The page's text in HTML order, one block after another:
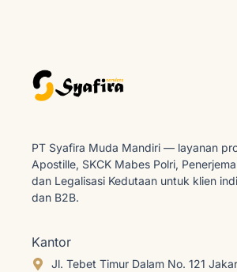
PT Syafira Muda Mandiri — layanan
Apostille, SKCK Mabes Polri,
dan Legalisasi Kedutaan untuk klien
dan B2B.
Kantor
Jl. Tebet Timur Dalam No. 121